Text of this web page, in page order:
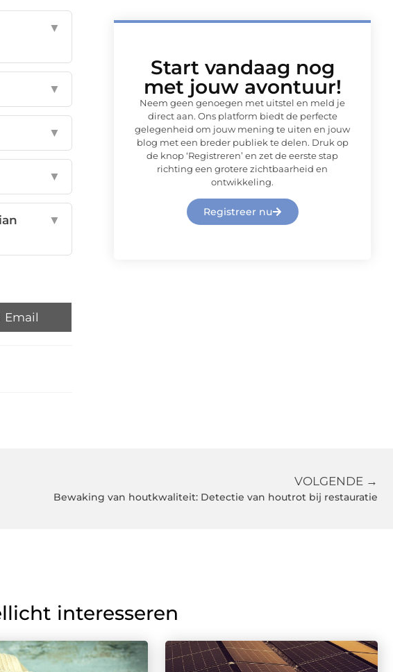
▼
▼
▼
▼
▼
Email
Start vandaag nog
met jouw avontuur!
Neem geen genoegen met uitstel en meld je
direct aan. Ons platform biedt de perfecte
gelegenheid om jouw mening te uiten en jouw
blog met een breder publiek te delen. Druk op
de knop ‘Registreren’ en zet de eerste stap
richting een grotere zichtbaarheid en
ontwikkeling.
Registreer nu
VOLGENDE →
Bewaking van houtkwaliteit: Detectie van houtrot bij restauratie
interesseren